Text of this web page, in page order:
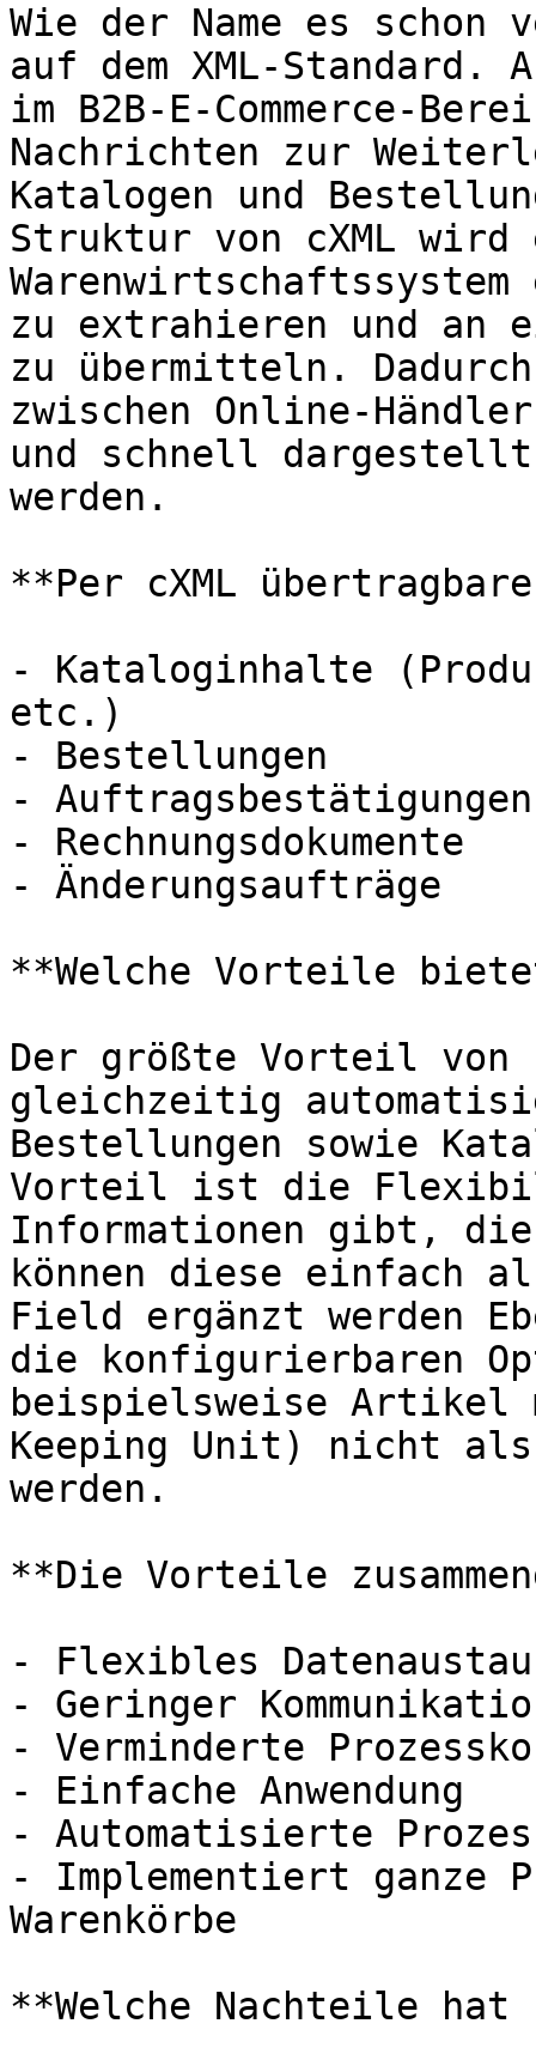
Wie der Name es
auf dem XML-Standard.
im B2B-E-Commerce-
Nachrichten zur
Katalogen und
Struktur von cXML wird
zu extrahieren und an
zu übermitteln.
zwischen Online-
und schnell dargestellt
werden.
**Per cXML
- Kataloginhalte
etc.)
- Bestellungen
- Auftragsbestätigungen
- Rechnungsdokumente
- Änderungsaufträge
**Welche Vorteile
Der größte Vorteil von
gleichzeitig
Bestellungen sowie
Vorteil ist die
Informationen gibt,
können diese einfach
Field ergänzt werden
die konfigurierbaren
beispielsweise Artikel
Keeping Unit) nicht
werden.
**Die Vorteile
- Flexibles
- Geringer
- Verminderte
- Einfache Anwendung
- Automatisierte
- Implementiert ganze
Warenkörbe
**Welche Nachteile hat